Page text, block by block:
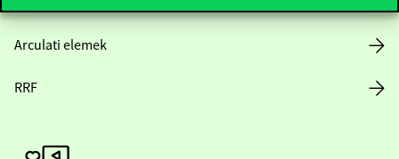
Arculati elemek
RRF